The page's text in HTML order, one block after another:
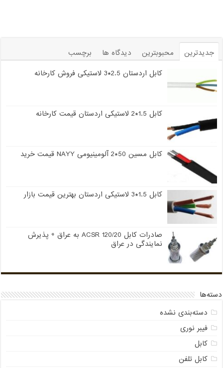
جدیدترین محبوبترین دیدگاه ها
برچسب
کابل اردستان 2.5*3 لاستیکی فروش کارخانه
کابل 1.5*2 لاستیکی اردستان قیمت کارخانه
کابل مسین 50*2 آلومینیومی NAYY قیمت خرید
کابل 1.5*3 لاستیکی اردستان بهترین قیمت بازار
صادرات کابل 120/20 ACSR به عراق + پذیرش
نمایندگی در عراق
دسته‌ها
دسته‌بندی نشده
فیبر نوری
کابل
کابل تلفن